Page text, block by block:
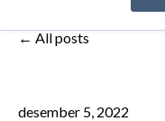
All posts
desember 5, 2022